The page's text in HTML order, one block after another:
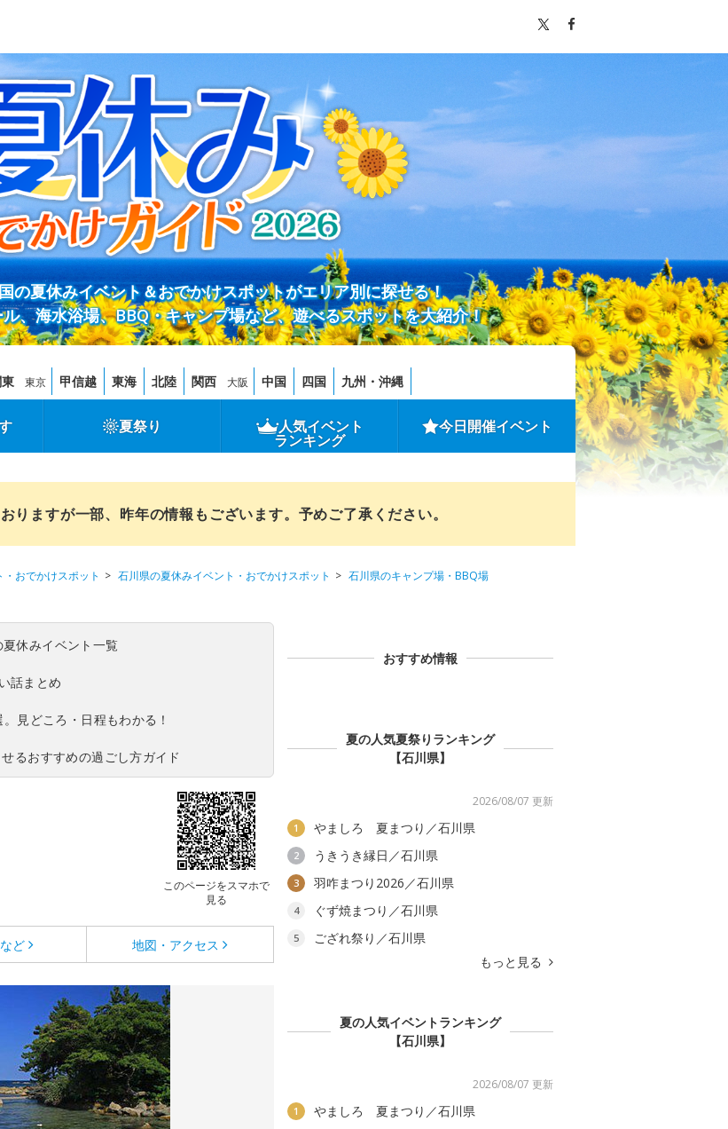
の夏休みイベント＆おでかけスポットがエリア別に探せる！
、海水浴場、BBQ・キャンプ場など、遊べるスポットを大紹介！
東京 甲信越 東海 北陸 関西 大阪 中国 四国 九州・沖縄
夏祭り 人気イベント
ランキング
今日開催イベント
りますが一部、昨年の情報もございます。予めご了承ください。
おでかけスポット 石川県の夏休みイベント・おでかけスポット
石川県のキャンプ場・BBQ場
休みイベント一覧
話まとめ
見どころ・日程もわかる！
るおすすめの過ごし方ガイド
このページをスマホで
見る
ど 地図・アクセス
おすすめ情報
夏の人気夏祭りランキング
【石川県】
2026/08/07 更新
1 やましろ 夏まつり／石川県
2 うきうき縁日／石川県
3 羽咋まつり2026／石川県
4 ぐず焼まつり／石川県
5
ござれ祭り／石川県
もっと見る
夏の人気イベントランキング
【石川県】
2026/08/07 更新
1 やましろ 夏まつり／石川県